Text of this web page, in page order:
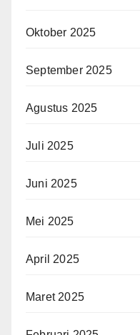
Oktober 2025
September 2025
Agustus 2025
Juli 2025
Juni 2025
Mei 2025
April 2025
Maret 2025